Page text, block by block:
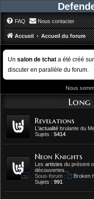
FAQ Nous contacter
Accueil Accueil du forum
Un salon de tchat a été créé sur
discuter en parallèle du forum.
Nous
Long
Revelations
L'actualité brulante du
Sujets : 5414
Neon Knights
Les artistes du présent
découvertes...
Sous-forum :
Broken
Sujets : 991